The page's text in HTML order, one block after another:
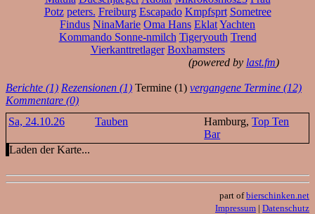
Potz peters. Freiburg Escapado Kmpfsprt Sometree
Findus NinaMarie Oma Hans EklatYachten
Kommando Sonne-nmilch Tigeryouth Trend
Vierkanttretlager Boxhamsters
(powered by last.fm)
Berichte (1) Rezensionen (1) Termine (1) vergangene Termine (12)
Kommentare (0)
Sa, 24.10.26
Tauben Hamburg,Top Ten
Bar
Laden der Karte...
part ofbierschinken.net
Impressum | Datenschutz